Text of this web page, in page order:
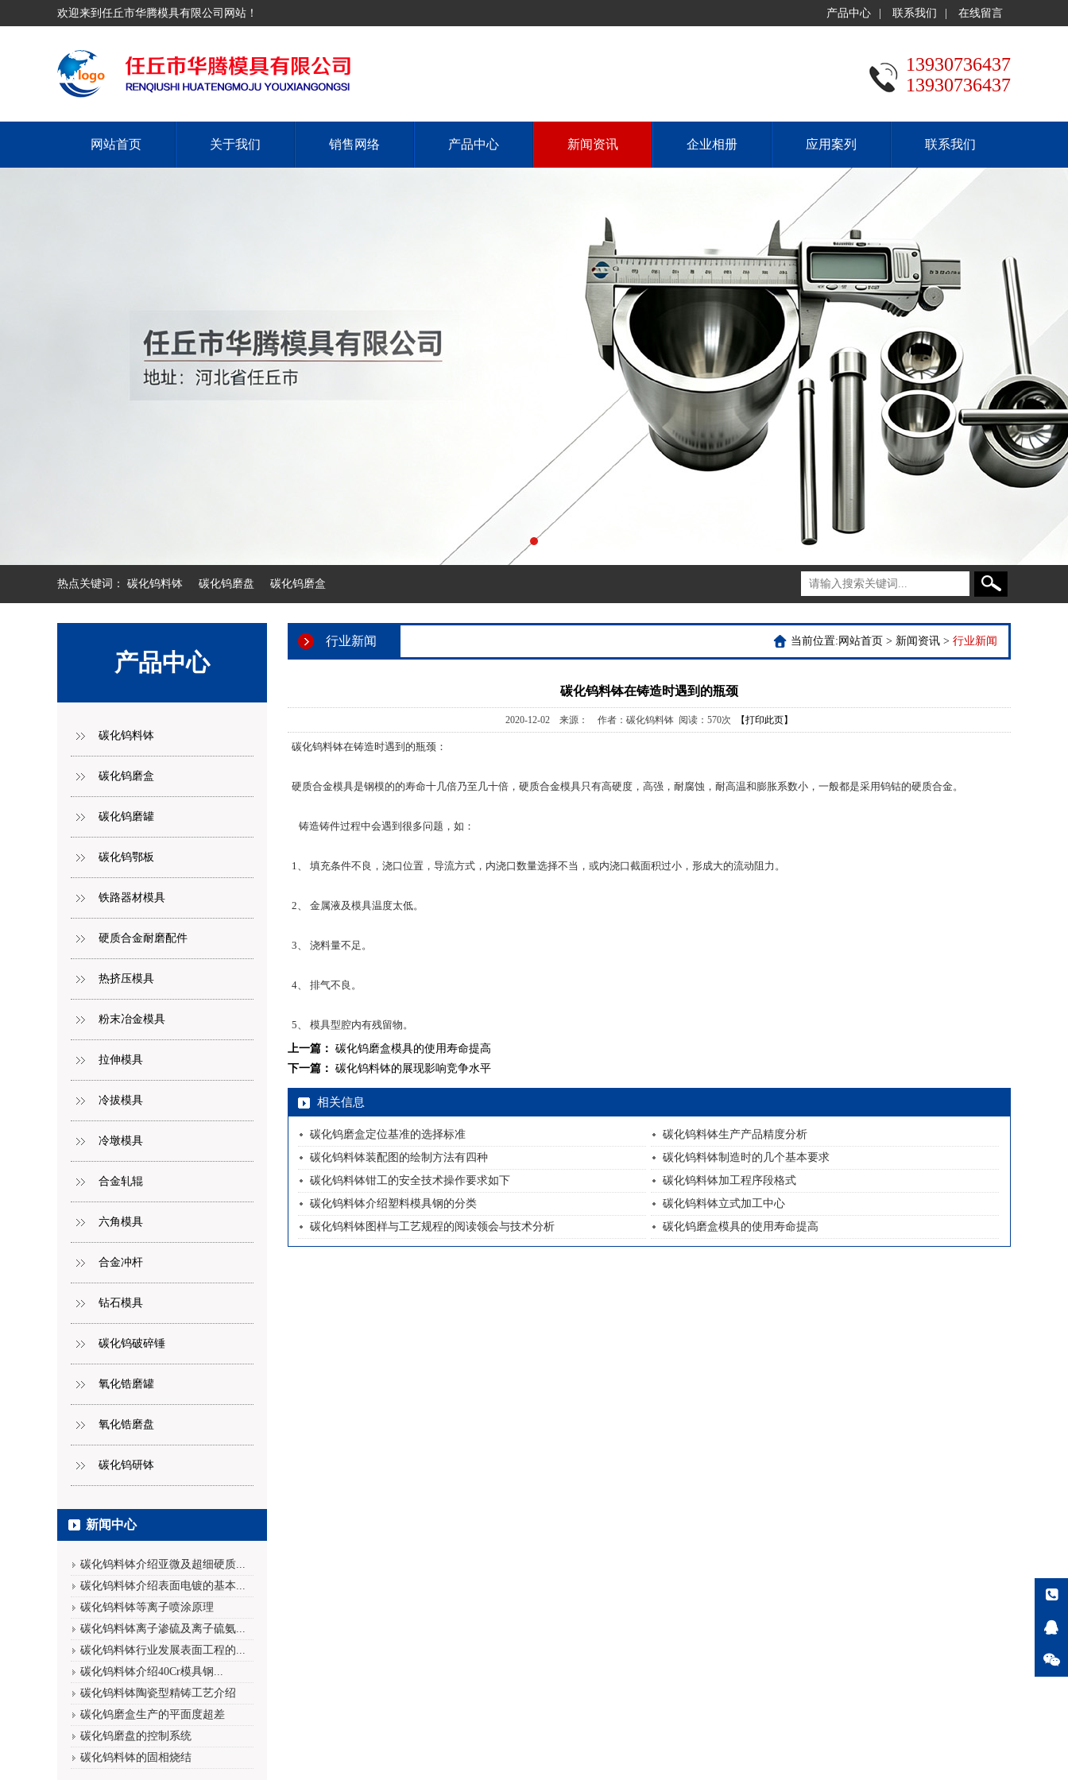
欢迎来到任丘市华腾模具有限公司网站！ 产品中心 联系我们 在线留言
13930736437
13930736437
网站首页 关于我们 销售网络 产品中心 新闻资讯 企业相册 应用案列 联系我们
热点关键词： 碳化钨料钵 碳化钨磨盘 碳化钨磨盒
产品中心
碳化钨料钵
碳化钨磨盒
碳化钨磨罐
碳化钨鄂板
铁路器材模具
硬质合金耐磨配件
热挤压模具
粉末冶金模具
拉伸模具
冷拔模具
冷墩模具
合金轧辊
六角模具
合金冲杆
钻石模具
碳化钨破碎锤
氧化锆磨罐
氧化锆磨盘
碳化钨研钵
新闻中心
碳化钨料钵介绍亚微及超细硬质...
碳化钨料钵介绍表面电镀的基本...
碳化钨料钵等离子喷涂原理
碳化钨料钵离子渗硫及离子硫氨...
碳化钨料钵行业发展表面工程的...
碳化钨料钵介绍40Cr模具钢...
碳化钨料钵陶瓷型精铸工艺介绍
碳化钨磨盒生产的平面度超差
碳化钨磨盘的控制系统
碳化钨料钵的固相烧结
行业新闻 当前位置: 网站首页 > 新闻资讯 > 行业新闻
碳化钨料钵在铸造时遇到的瓶颈
2020-12-02 来源： 作者：碳化钨料钵 阅读： 570次 【打印此页】
碳化钨料钵在铸造时遇到的瓶颈：
硬质合金模具是钢模的的寿命十几倍乃至几十倍，硬质合金模具只有高硬度，高强，耐腐蚀，耐高温和膨胀系数小，一般都是采用钨钴的硬质合金。
铸造铸件过程中会遇到很多问题，如：
1、 填充条件不良，浇口位置，导流方式，内浇口数量选择不当，或内浇口截面积过小，形成大的流动阻力。
2、 金属液及模具温度太低。
3、 浇料量不足。
4、 排气不良。
5、 模具型腔内有残留物。
上一篇： 碳化钨磨盒模具的使用寿命提高
下一篇： 碳化钨料钵的展现影响竞争水平
相关信息
碳化钨磨盒定位基准的选择标准
碳化钨料钵生产产品精度分析
碳化钨料钵装配图的绘制方法有四种
碳化钨料钵制造时的几个基本要求
碳化钨料钵钳工的安全技术操作要求如下
碳化钨料钵加工程序段格式
碳化钨料钵介绍塑料模具钢的分类
碳化钨料钵立式加工中心
碳化钨料钵图样与工艺规程的阅读领会与技术分析
碳化钨磨盒模具的使用寿命提高